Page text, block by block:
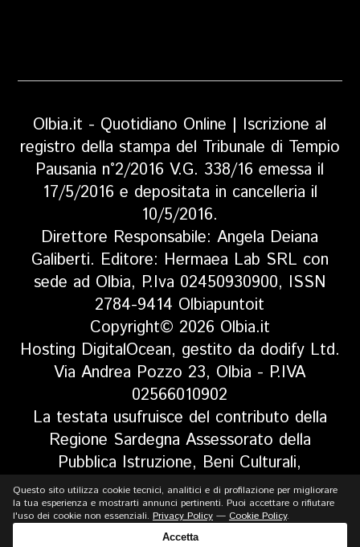
Olbia.it - Quotidiano Online | Iscrizione al
registro della stampa del Tribunale di Tempio
Pausania n°2/2016 V.G. 338/16 emessa il
17/5/2016 e depositata in cancelleria il
10/5/2016.
Direttore Responsabile: Angela Deiana
Galiberti. Editore: Hermaea Lab SRL con
sede ad Olbia, P.Iva 02450930900, ISSN
2784-9414 Olbiapuntoit
Copyright© 2026 Olbia.it
Hosting DigitalOcean, gestito da dodify Ltd.
Via Andrea Pozzo 23, Olbia - P.IVA
02566010902
La testata usufruisce del contributo della
Regione Sardegna Assessorato della
Pubblica Istruzione, Beni Culturali,
Informazione, Spettacolo e Sport. Legge
regionale 13 aprile 2017 n. 5, art 8 comma
13
Questo sito utilizza cookie tecnici, analitici e di profilazione per migliorare
la tua esperienza e mostrarti annunci pertinenti. Puoi accettare o rifiutare
l'uso dei cookie non essenziali. Privacy Policy — Cookie Policy.
Accetta